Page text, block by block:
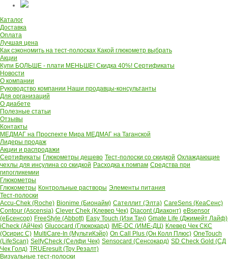
Каталог
Доставка
Оплата
Лучшая цена
Как сэкономить на тест-полосках Какой глюкометр выбрать
Акции
Купи БОЛЬШЕ - плати МЕНЬШЕ! Скидка 40%! Сертификаты
Новости
О компании
Руководство компании Наши продавцы-консультанты
Для организаций
О диабете
Полезные статьи
Отзывы
Контакты
МЕДМАГ на Проспекте Мира МЕДМАГ на Таганской
Лидеры продаж
Акции и распродажи
Сертификаты Глюкометры дешево Тест-полоски со скидкой Охлаждающие
чехлы для инсулина со скидкой Расходка к помпам Средства при
гипогликемии
Глюкометры
Глюкометры Контрольные растворы Элементы питания
Тест-полоски
Accu-Chek (Roche) Bionime (Бионайм) Сателлит (Элта) CareSens (КеаСенс)
Contour (Ascensia) Clever Chek (Клевер Чек) Diacont (Диаконт) eBsensor
(еБсенсор) FreeStyle (Abbott) Easy Touch (Изи Тач) Gmate Life (Джимейт Лайф)
iCheck (АйЧек) Glucocard (Глюкокард) IME-DC (ИМЕ-ДЦ) Клевер Чек СКС
(Осирис С) MultiCare-In (МультиКэйр) On Call Plus (Он Колл Плюс) OneTouch
(LifeScan) SelfyCheck (Селфи Чек) Sensocard (Сенсокард) SD Check Gold (СД
Чек Голд) TRUEresult (Тру Резалт)
Визуальные тест-полоски